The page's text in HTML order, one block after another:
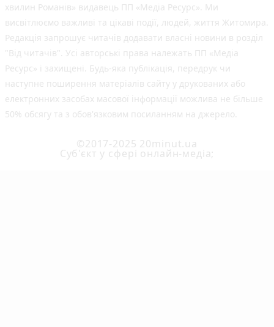
хвилин Романів» видавець ПП «Медіа Ресурс». Ми
висвітлюємо важливі та цікаві події, людей, життя Житомира.
Редакція запрошує читачів додавати власні новини в розділ
"Від читачів". Усі авторські права належать ПП «Медіа
Ресурс» і захищені. Будь-яка публiкацiя, передрук чи
наступне поширення матеріалів сайту у друкованих або
електронних засобах масової інформації можлива не більше
50% обсягу та з обов'язковим посиланням на джерело.
©2017-2025 20minut.ua
Cуб'єкт у сфері онлайн-медіа;